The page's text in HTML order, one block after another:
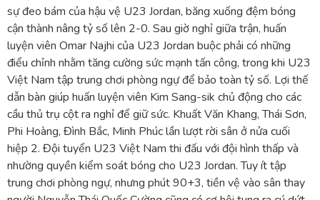
sự đeo bám của hậu vệ U23 Jordan, băng xuống đệm bóng
cận thành nâng tỷ số lên 2-0. Sau giờ nghỉ giữa trận, huấn
luyện viên Omar Najhi của U23 Jordan buộc phải có những
điểu chỉnh nhằm tăng cường sức mạnh tấn công, trong khi U23
Việt Nam tập trung chơi phòng ngự để bảo toàn tỷ số. Lợi thế
dẫn bàn giúp huấn luyện viên Kim Sang-sik chủ động cho các
cầu thủ trụ cột ra nghỉ để giữ sức. Khuất Văn Khang, Thái Sơn,
Phi Hoàng, Đình Bắc, Minh Phúc lần lượt rời sân ở nửa cuối
hiệp 2. Đội tuyển U23 Việt Nam thi đấu với đội hình thấp và
nhường quyền kiểm soát bóng cho U23 Jordan. Tuy ít tập
trung chơi phòng ngự, nhưng phút 90+3, tiền vệ vào sân thay